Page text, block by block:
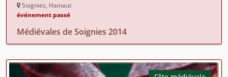
Soignies, Hainaut
événement passé
Médiévales de Soignies 2014